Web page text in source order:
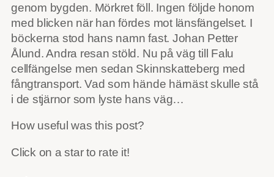
genom bygden. Mörkret föll. Ingen följde honom
med blicken när han fördes mot länsfängelset. I
böckerna stod hans namn fast. Johan Petter
Ålund. Andra resan stöld. Nu på väg till Falu
cellfängelse men sedan Skinnskatteberg med
fångtransport. Vad som hände härnäst skulle stå
i de stjärnor som lyste hans väg…
How useful was this post?
Click on a star to rate it!